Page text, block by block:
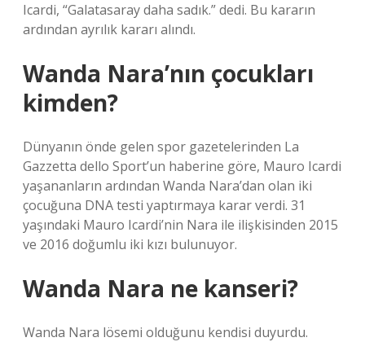
Icardi, “Galatasaray daha sadık.” dedi. Bu kararın
ardından ayrılık kararı alındı.
Wanda Nara’nın çocukları
kimden?
Dünyanın önde gelen spor gazetelerinden La
Gazzetta dello Sport’un haberine göre, Mauro Icardi
yaşananların ardından Wanda Nara’dan olan iki
çocuğuna DNA testi yaptırmaya karar verdi. 31
yaşındaki Mauro Icardi’nin Nara ile ilişkisinden 2015
ve 2016 doğumlu iki kızı bulunuyor.
Wanda Nara ne kanseri?
Wanda Nara lösemi olduğunu kendisi duyurdu.